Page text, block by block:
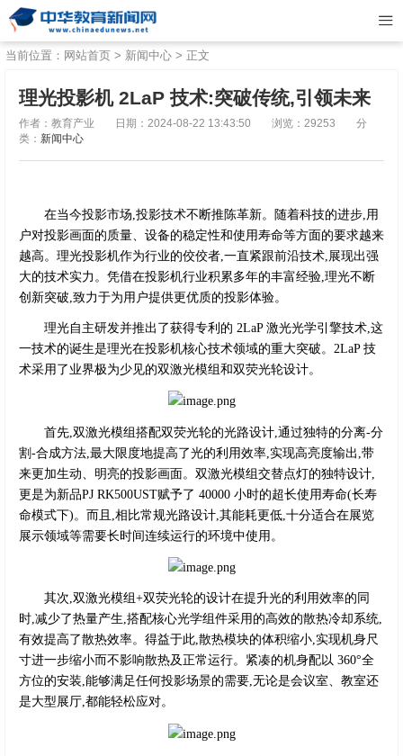
当前位置： 网站首页 > 新闻中心 > 正文
理光投影机 2LaP 技术:突破传统,引领未来
作者：教育产业 日期：2024-08-22 13:43:50 浏览：29253
分
类： 新闻中心
在当今投影市场,投影技术不断推陈革新。随着科技的进步,用
户对投影画面的质量、设备的稳定性和使用寿命等方面的要求越来
越高。理光投影机作为行业的佼佼者,一直紧跟前沿技术,展现出强
大的技术实力。凭借在投影机行业积累多年的丰富经验,理光不断
创新突破,致力于为用户提供更优质的投影体验。
理光自主研发并推出了获得专利的 2LaP 激光光学引擎技术,这
一技术的诞生是理光在投影机核心技术领域的重大突破。2LaP 技
术采用了业界极为少见的双激光模组和双荧光轮设计。
首先,双激光模组搭配双荧光轮的光路设计,通过独特的分离-分
割-合成方法,最大限度地提高了光的利用效率,实现高亮度输出,带
来更加生动、明亮的投影画面。双激光模组交替点灯的独特设计,
更是为新品PJ RK500UST赋予了 40000 小时的超长使用寿命(长寿
命模式下)。而且,相比常规光路设计,其能耗更低,十分适合在展览
展示领域等需要长时间连续运行的环境中使用。
其次,双激光模组+双荧光轮的设计在提升光的利用效率的同
时,减少了热量产生,搭配核心光学组件采用的高效的散热冷却系统,
有效提高了散热效率。得益于此,散热模块的体积缩小,实现机身尺
寸进一步缩小而不影响散热及正常运行。紧凑的机身配以 360°全
方位的安装,能够满足任何投影场景的需要,无论是会议室、教室还
是大型展厅,都能轻松应对。